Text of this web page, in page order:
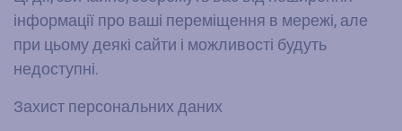
інформації про ваші переміщення в мережі, але
при цьому деякі сайти і можливості будуть
недоступні.
Захист персональних даних